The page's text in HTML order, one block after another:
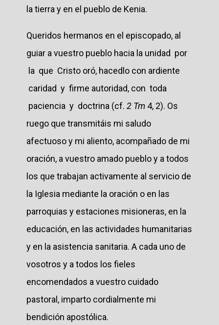
la tierra y en el pueblo de Kenia.
Queridos hermanos en el episcopado, al
guiar a vuestro pueblo hacia la unidad por
la que Cristo oró, hacedlo con ardiente
caridad y firme autoridad, con toda
paciencia y doctrina (cf. 2 Tm 4, 2). Os
ruego que transmitáis mi saludo
afectuoso y mi aliento, acompañado de mi
oración, a vuestro amado pueblo y a todos
los que trabajan activamente al servicio de
la Iglesia mediante la oración o en las
parroquias y estaciones misioneras, en la
educación, en las actividades humanitarias
y en la asistencia sanitaria. A cada uno de
vosotros y a todos los fieles
encomendados a vuestro cuidado
pastoral, imparto cordialmente mi
bendición apostólica.